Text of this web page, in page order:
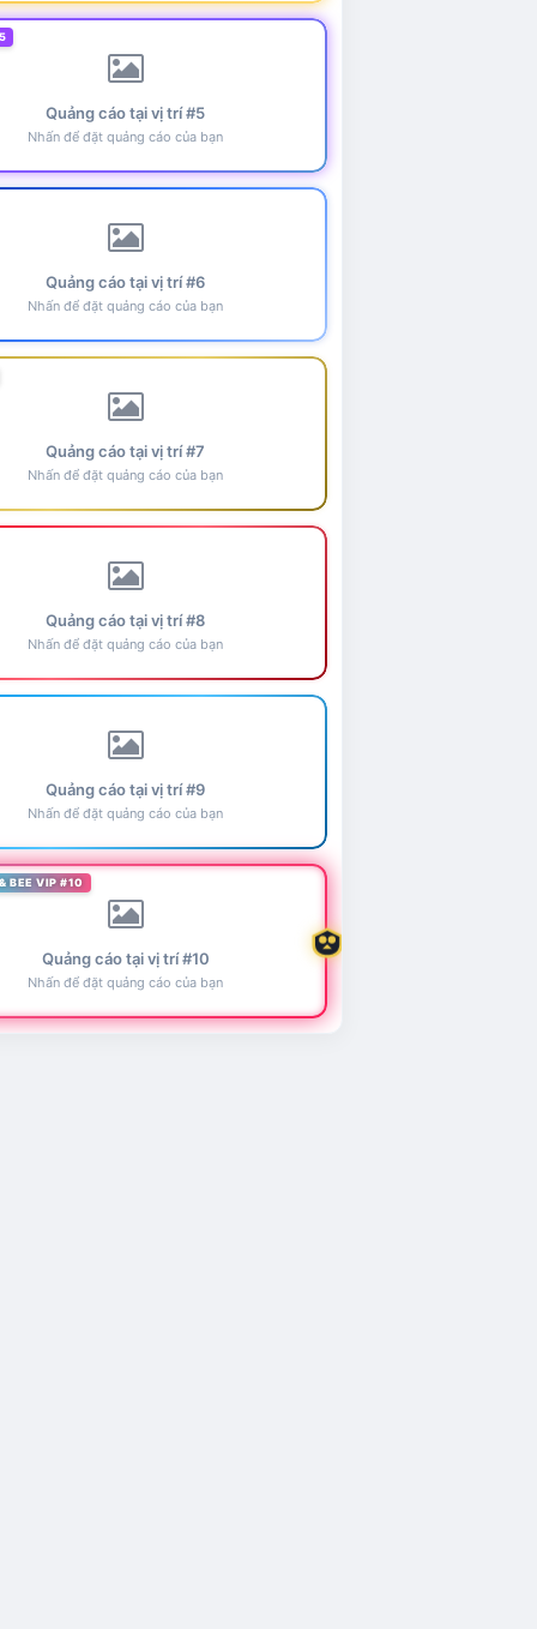
Quảng cáo tại vị trí #5
Nhấn để đặt quảng cáo của bạn
Quảng cáo tại vị trí #6
Nhấn để đặt quảng cáo của bạn
Quảng cáo tại vị trí #7
Nhấn để đặt quảng cáo của bạn
Quảng cáo tại vị trí #8
Nhấn để đặt quảng cáo của bạn
Quảng cáo tại vị trí #9
Nhấn để đặt quảng cáo của bạn
BEE VIP #10
Quảng cáo tại vị trí #10
Nhấn để đặt quảng cáo của bạn